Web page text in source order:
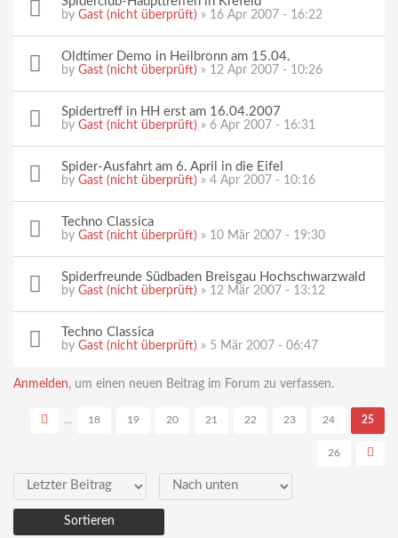
by Gast (nicht überprüft) » 16 Apr 2007 - 16:22
Oldtimer Demo in Heilbronn am 15.04.
by Gast (nicht überprüft) » 12 Apr 2007 - 10:26
Spidertreff in HH erst am 16.04.2007
by Gast (nicht überprüft) » 6 Apr 2007 - 16:31
Spider-Ausfahrt am 6. April in die Eifel
by Gast (nicht überprüft) » 4 Apr 2007 - 10:16
Techno Classica
by Gast (nicht überprüft) » 10 Mär 2007 - 19:30
Spiderfreunde Südbaden Breisgau Hochschwarzwald
by Gast (nicht überprüft) » 12 Mär 2007 - 13:12
Techno Classica
by Gast (nicht überprüft) » 5 Mär 2007 - 06:47
Anmelden, um einen neuen Beitrag im Forum zu verfassen.
Seiten
18 19 20 21 22 23 24 25
26
Sortieren nach Sortieren